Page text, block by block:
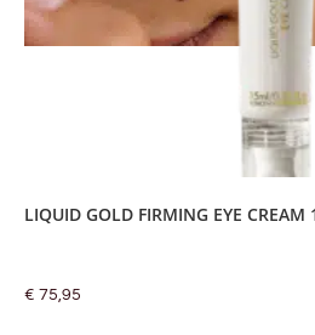
LIQUID GOLD FIRMING EYE CREAM
€ 75,95